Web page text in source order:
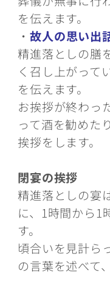
を伝えます。
・ 故人の思い出
精進落としの膳
く召し上がって
を伝えます。
お挨拶が終わっ
って酒を勧めた
挨拶をします。
閉宴の挨拶
精進落としの宴
に、1時間から1
す。
頃合いを見計ら
の言葉を述べて